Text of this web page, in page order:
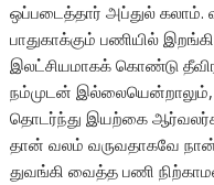
ஒப்படைத்தார் அப்துல் கலாம்.
பாதுகாக்கும் பணியில்
இலட்சியமாகக் கொண்டு
நம்முடன் இல்லையென்றாலும்,
தொடர்ந்து இயற்கை
தான் வலம் வருவதாகவே
துவங்கி வைத்த பணி